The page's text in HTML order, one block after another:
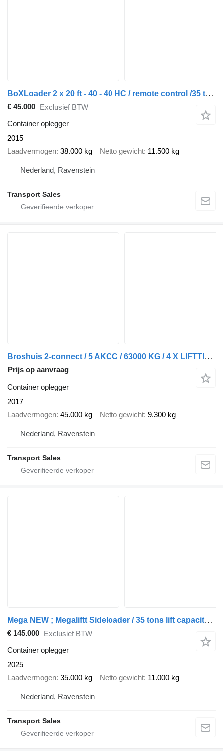
BoXLoader 2 x 20 ft - 40 - 40 HC / remote control /35 tonscranes
€ 45.000 Exclusief BTW
Container oplegger
2015
Laadvermogen 38.000 kg Netto gewicht 11.500 kg
Nederland, Ravenstein
Transport Sales
Broshuis 2-connect / 5 AKCC / 63000 KG / 4 X LIFTTING AXLE / 3 X STEERING
Prijs op aanvraag
Container oplegger
2017
Laadvermogen 45.000 kg Netto gewicht 9.300 kg
Nederland, Ravenstein
Transport Sales
Mega NEW ; Megaliftt Sideloader / 35 tons lift capacity /20-40-45 HC/
€ 145.000 Exclusief BTW
Container oplegger
2025
Laadvermogen 35.000 kg Netto gewicht 11.000 kg
Nederland, Ravenstein
Transport Sales